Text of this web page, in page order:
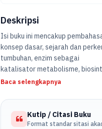
Deskripsi
Isi buku ini mencakup
konsep dasar, sejarah dan
tumbuhan, enzim sebagai
katalisator metabolisme,
Baca selengkapnya
Kutip / Citasi Buku
Format standar sitasi